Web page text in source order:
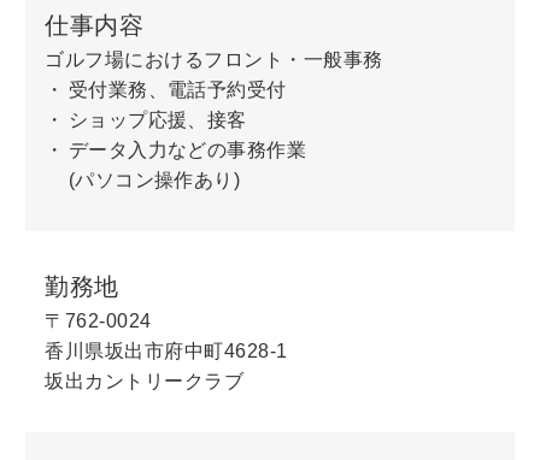
仕事内容
ゴルフ場におけるフロント・一般事務
受付業務、電話予約受付
ショップ応援、接客
データ入力などの事務作業
(パソコン操作あり)
勤務地
〒762-0024
香川県坂出市府中町4628-1
坂出カントリークラブ